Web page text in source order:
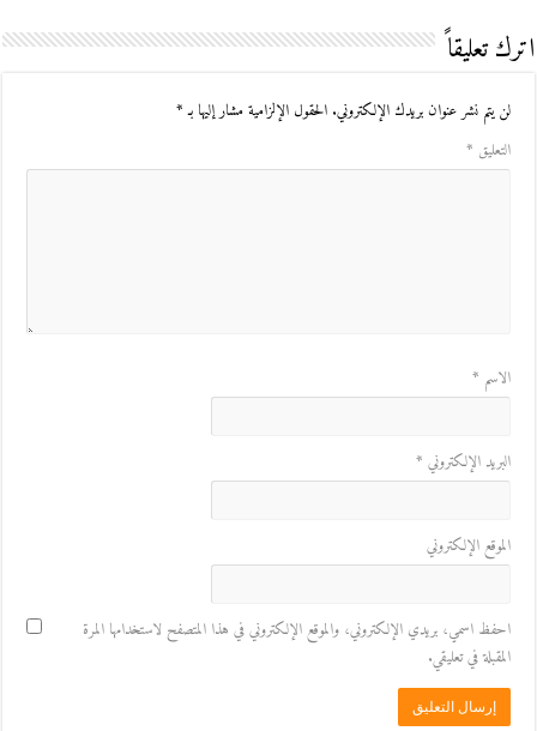
اترك تعليقاً
لن يتم نشر عنوان بريدك الإلكتروني. الحقول الإلزامية مشار إليها بـ*
التعليق *
الاسم *
البريد الإلكتروني *
الموقع الإلكتروني
احفظ اسمي، بريدي الإلكتروني، والموقع الإلكتروني في هذا المتصفح لاستخدامها المرة
المقبلة في تعليقي.